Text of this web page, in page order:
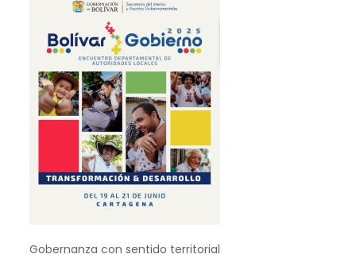
Gobernanza con sentido territorial